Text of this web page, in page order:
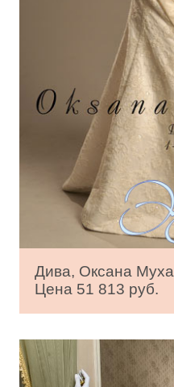
Дива, Оксана Муха
Цена 51 813 руб.